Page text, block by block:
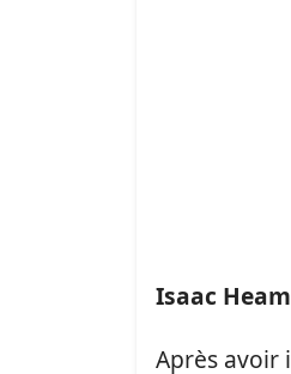
Isaac
Après avoir